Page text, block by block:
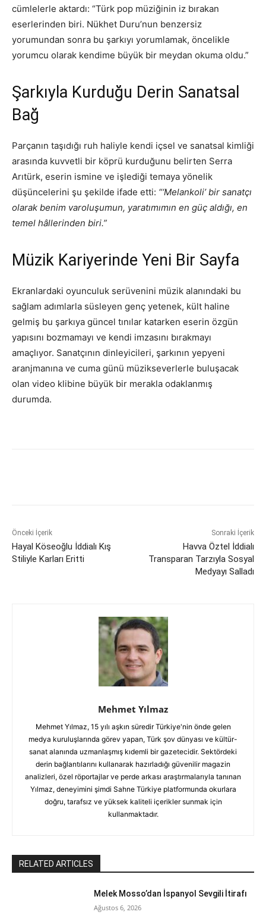
cümlelerle aktardı: “Türk pop müziğinin iz bırakan
eserlerinden biri. Nükhet Duru’nun benzersiz
yorumundan sonra bu şarkıyı yorumlamak, öncelikle
yorumcu olarak kendime büyük bir meydan okuma oldu.”
Şarkıyla Kurduğu Derin Sanatsal
Bağ
Parçanın taşıdığı ruh haliyle kendi içsel ve sanatsal kimliği
arasında kuvvetli bir köprü kurduğunu belirten Serra
Arıtürk, eserin ismine ve işlediği temaya yönelik
düşüncelerini şu şekilde ifade etti: “‘Melankoli’ bir sanatçı
olarak benim varoluşumun, yaratımımın en güç aldığı, en
temel hâllerinden biri.”
Müzik Kariyerinde Yeni Bir Sayfa
Ekranlardaki oyunculuk serüvenini müzik alanındaki bu
sağlam adımlarla süsleyen genç yetenek, kült haline
gelmiş bu şarkıya güncel tınılar katarken eserin özgün
yapısını bozmamayı ve kendi imzasını bırakmayı
amaçlıyor. Sanatçının dinleyicileri, şarkının yepyeni
aranjmanına ve cuma günü müzikseverlerle buluşacak
olan video klibine büyük bir merakla odaklanmış
durumda.
Önceki İçerik
Hayal Köseoğlu İddialı Kış
Stiliyle Karları Eritti
Sonraki İçerik
Havva Öztel İddialı
Transparan Tarzıyla Sosyal
Medyayı Salladı
Mehmet Yılmaz
Mehmet Yılmaz, 15 yılı aşkın süredir Türkiye'nin önde gelen
medya kuruluşlarında görev yapan, Türk şov dünyası ve kültür-
sanat alanında uzmanlaşmış kıdemli bir gazetecidir. Sektördeki
derin bağlantılarını kullanarak hazırladığı güvenilir magazin
analizleri, özel röportajlar ve perde arkası araştırmalarıyla tanınan
Yılmaz, deneyimini şimdi Sahne Türkiye platformunda okurlara
doğru, tarafsız ve yüksek kaliteli içerikler sunmak için
kullanmaktadır.
RELATED ARTICLES
Melek Mosso’dan İspanyol Sevgili İtirafı
Ağustos 6, 2026